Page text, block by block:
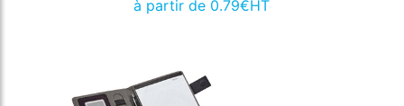
à partir de 0.79€HT